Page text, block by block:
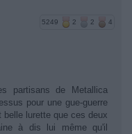
5249 2 2 4
partisans de Metallica
pour une gue-guerre
lurette que ces deux
à dis lui même qu'il